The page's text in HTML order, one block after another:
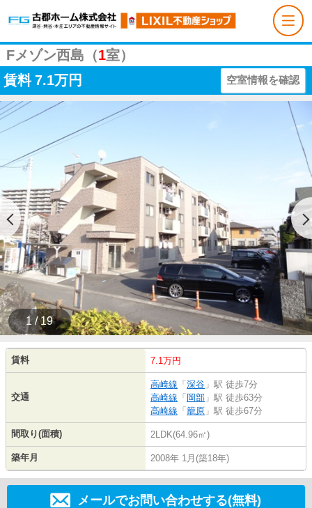
Fメゾン西島（1室）
賃料 7.1万円 空室情報を確認
1 / 19
賃料 7.1万円
交通
高崎線 「 深谷 」駅 徒歩7分
高崎線 「 岡部 」駅 徒歩63分
高崎線 「 籠原 」駅 徒歩67分
間取り(面積) 2LDK(64.96㎡)
築年月 2008年 1月(築18年)
メールでお問い合わせする(無料)